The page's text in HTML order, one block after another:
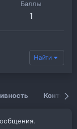
Баллы
1
Найти
Контент